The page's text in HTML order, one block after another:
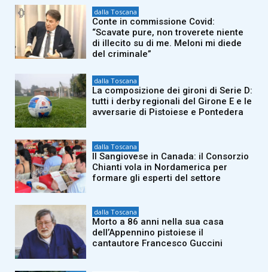
dalla Toscana
Conte in commissione Covid:
“Scavate pure, non troverete niente
di illecito su di me. Meloni mi diede
del criminale”
dalla Toscana
La composizione dei gironi di Serie D:
tutti i derby regionali del Girone E e le
avversarie di Pistoiese e Pontedera
dalla Toscana
Il Sangiovese in Canada: il Consorzio
Chianti vola in Nordamerica per
formare gli esperti del settore
dalla Toscana
Morto a 86 anni nella sua casa
dell’Appennino pistoiese il
cantautore Francesco Guccini